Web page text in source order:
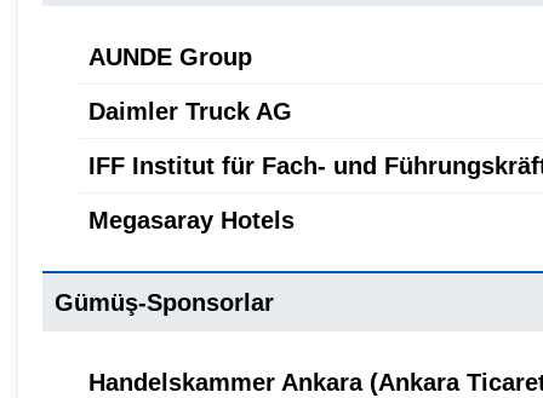
AUNDE Group
Daimler Truck AG
IFF Institut für Fach- und
Megasaray Hotels
Gümüş-Sponsorlar
Handelskammer Ankara (Ankara